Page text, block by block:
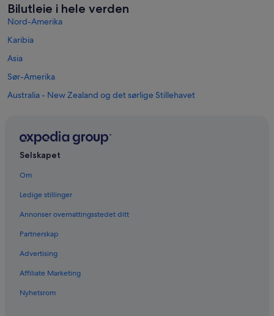
Bilutleie i hele verden
Nord-Amerika
Karibia
Asia
Sør-Amerika
Australia - New Zealand og det sørlige Stillehavet
Afrika
Populære reisemål i Valle d'Aosta
Bilutleie i Courmayeur
Bilutleie i Aosta
Bilutleie i Cogne
Bilutleie i Saint-Vincent
Bilutleie i La Salle
Lei bil på andre populære reisemål
Bilutleie i Las Vegas
Bilutleie i New York
Selskapet
Om
Ledige stillinger
Annonser overnattingsstedet ditt
Partnerskap
Advertising
Affiliate Marketing
Nyhetsrom